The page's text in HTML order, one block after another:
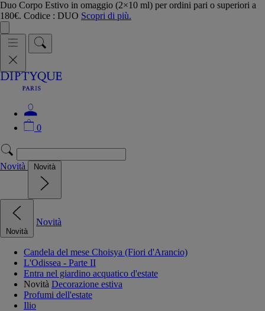
Duo Corpo Estivo in omaggio (2×10 ml) per ordini pari o superiori a
180€. Codice : DUO Scopri di più.
0
Novità Novità
Novità
Novità
Candela del mese Choisya (Fiori d'Arancio)
L'Odissea - Parte II
Entra nel giardino acquatico d'estate
Novità Decorazione estiva
Profumi dell'estate
Ilio